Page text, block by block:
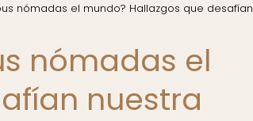
nómadas el mundo? Hallazgos que desafían
nómadas el
nuestra